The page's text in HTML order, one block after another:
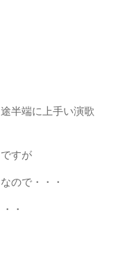
半端に上手い演歌
すが
ので・・・
・